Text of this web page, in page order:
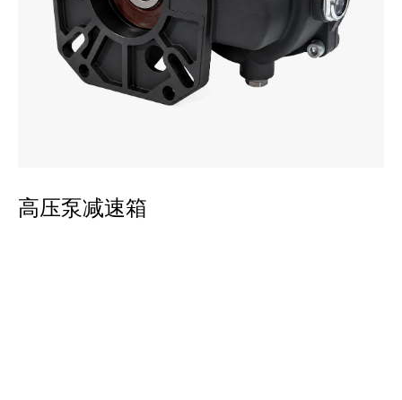
高压泵减速箱